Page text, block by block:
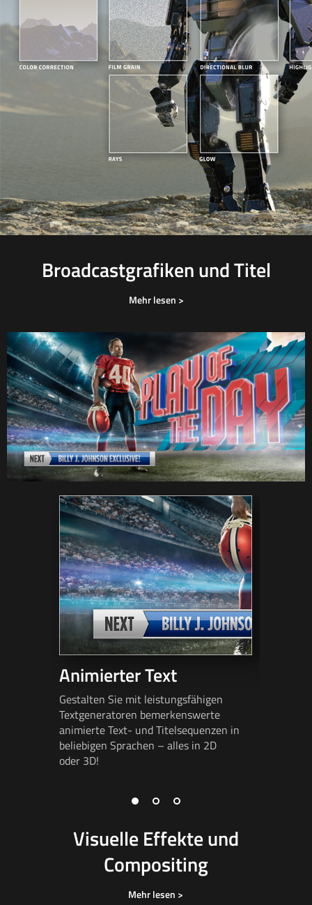
Broadcastgrafiken und Titel
Mehr lesen >
Animierter Text
Gestalten Sie mit leistungsfähigen
Textgeneratoren bemerkenswerte
animierte Text- und Titelsequenzen in
beliebigen Sprachen – alles in 2D
oder 3D!
Visuelle Effekte und
Compositing
Mehr lesen >